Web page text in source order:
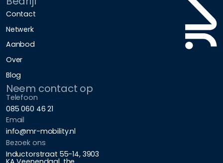
Contact
Netwerk
Aanbod
Over
Blog
Neem contact op
Telefoon
085 060 46 21
Email
info@mr-mobility.nl
Bezoek ons
Inductorstraat 55-14, 3903